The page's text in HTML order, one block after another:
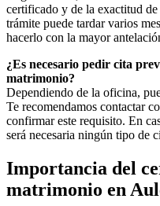
certificado y de la exactitud
trámite puede tardar varios
hacerlo con la mayor
¿Es necesario pedir cita
matrimonio?
Dependiendo de la oficina,
Te recomendamos contactar
confirmar este requisito. En
será necesaria ningún tipo de
Importancia del
matrimonio en